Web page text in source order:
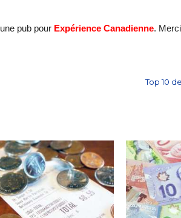
pub pour Expérience Canadienne. Merci
Top 10